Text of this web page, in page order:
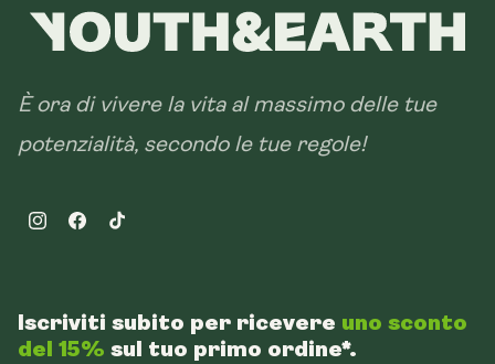
È ora di vivere la vita al massimo delle tue
potenzialità, secondo le tue regole!
InstagramFacebookTikTok
Iscriviti subito per ricevere uno sconto
del 15% sul tuo primo ordine*.